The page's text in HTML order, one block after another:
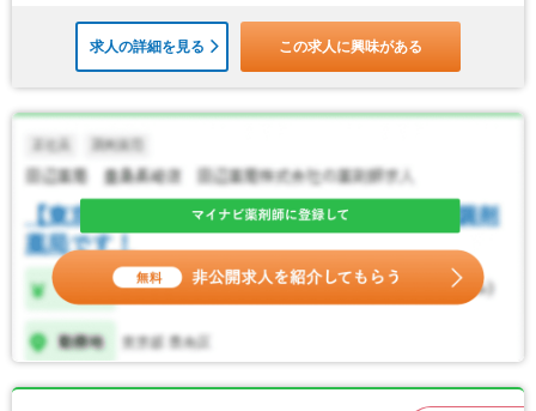
求人の詳細を見る この求人に興味がある